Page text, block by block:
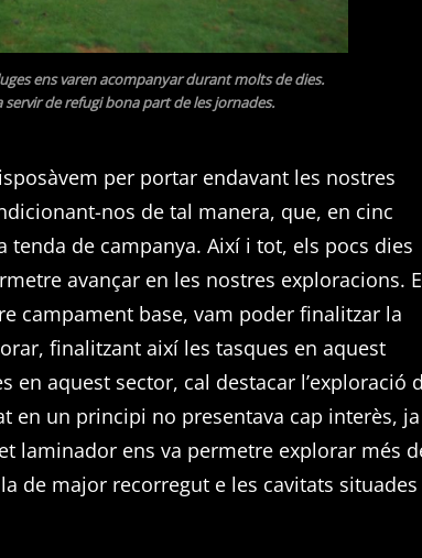
ens varen acompanyar durant molts de dies.
de refugi bona part de les jornades.
per portar endavant les nostres
nos de tal manera, que, en cinc
de campanya. Així i tot, els pocs dies
avançar en les nostres exploracions.
campament base, vam poder finalitzar la
finalitzant així les tasques en aquest
en aquest sector, cal destacar l’exploració
en un principi no presentava cap interès, ja
laminador ens va permetre explorar més
de major recorregut e les cavitats situades